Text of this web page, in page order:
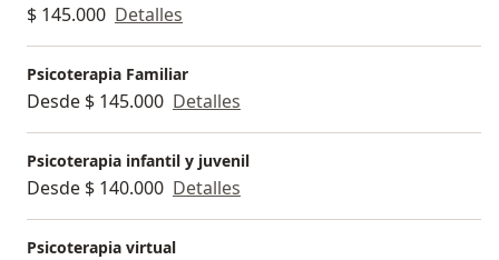
$ 145.000 Detalles
Psicoterapia Familiar
Desde $ 145.000 Detalles
Psicoterapia infantil y juvenil
Desde $ 140.000 Detalles
Psicoterapia virtual